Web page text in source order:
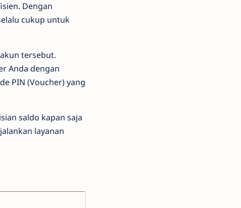
Dengan
cukup untuk
tersebut.
Anda dengan
PIN (Voucher) yang
saldo kapan saja
layanan